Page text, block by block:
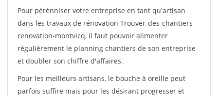
Pour pérénniser votre entreprise en tant qu'artisan
dans les travaux de rénovation Trouver-des-chantiers-
renovation-montvicq, il faut pouvoir alimenter
régulièrement le planning chantiers de son entreprise
et doubler son chiffre d'affaires.
Pour les meilleurs artisans, le bouche à oreille peut
parfois suffire mais pour les désirant progresser et